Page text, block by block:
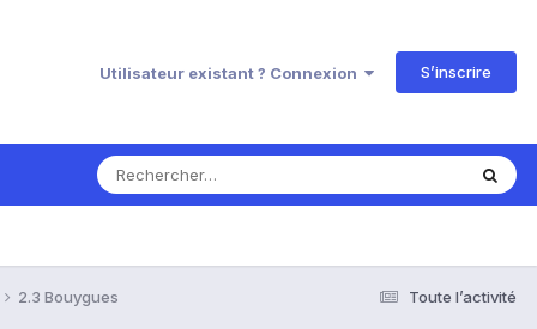
Utilisateur existant ? Connexion S’inscrire
Toute l’activité
2.3 Bouygues